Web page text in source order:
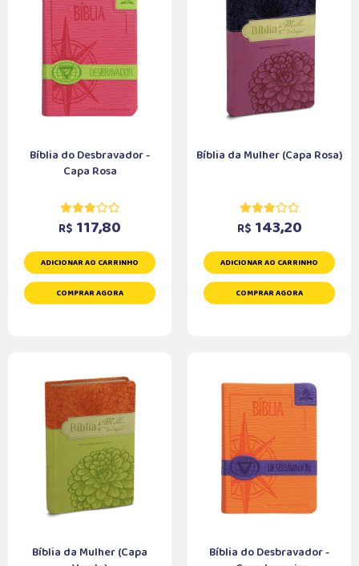
Bíblia do Desbravador -
Capa Rosa
R$ 117,80
ADICIONAR AO CARRINHO
COMPRAR AGORA
Bíblia da Mulher (Capa Rosa)
R$ 143,20
ADICIONAR AO CARRINHO
COMPRAR AGORA
Bíblia da Mulher (Capa
Bíblia do Desbravador -